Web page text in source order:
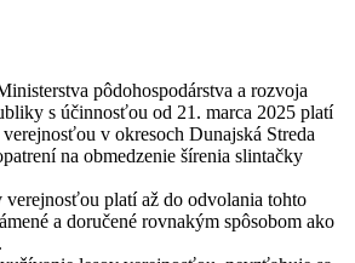
pôdohospodárstva a rozvoja
s účinnosťou od 21. marca 2025 platí
v okresoch Dunajská Streda
na obmedzenie šírenia slintačky
verejnosťou platí až do odvolania tohto
a doručené rovnakým spôsobom ako